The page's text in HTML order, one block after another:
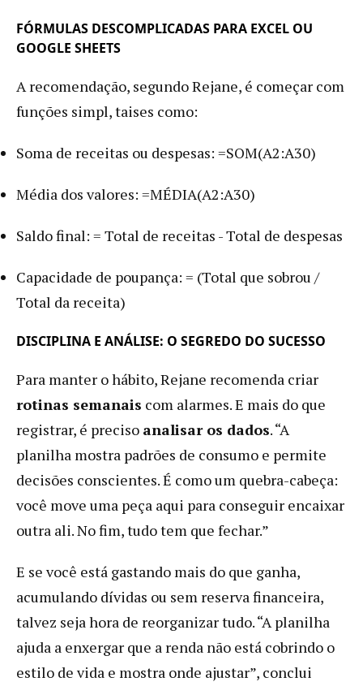
FÓRMULAS DESCOMPLICADAS PARA EXCEL OU
GOOGLE SHEETS
A recomendação, segundo Rejane, é começar com
funções simpl, taises como:
Soma de receitas ou despesas: =SOM(A2:A30)
Média dos valores: =MÉDIA(A2:A30)
Saldo final: = Total de receitas - Total de despesas
Capacidade de poupança: = (Total que sobrou /
Total da receita)
DISCIPLINA E ANÁLISE: O SEGREDO DO SUCESSO
Para manter o hábito, Rejane recomenda criar
rotinas semanais com alarmes. E mais do que
registrar, é preciso analisar os dados. “A
planilha mostra padrões de consumo e permite
decisões conscientes. É como um quebra-cabeça:
você move uma peça aqui para conseguir encaixar
outra ali. No fim, tudo tem que fechar.”
E se você está gastando mais do que ganha,
acumulando dívidas ou sem reserva financeira,
talvez seja hora de reorganizar tudo. “A planilha
ajuda a enxergar que a renda não está cobrindo o
estilo de vida e mostra onde ajustar”, conclui